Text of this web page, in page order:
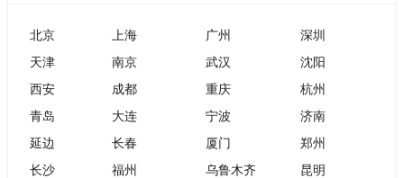
北京 上海 广州
深圳
天津
南京 武汉
沈阳
西安
成都 重庆
杭州
青岛
大连 宁波
济南
延边
长春 厦门
郑州
长沙
福州 乌鲁木齐
昆明